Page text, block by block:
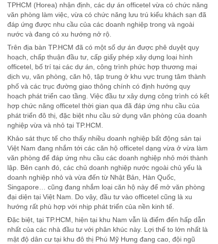
TPHCM (Horea) nhận định, các dự án officetel vừa có chức năng
văn phòng làm việc, vừa có chức năng lưu trú kiểu khách sạn đã
đáp ứng được nhu cầu của các doanh nghiệp trong và ngoài
nước và đang có xu hướng nở rộ.
Trên địa bàn TP.HCM đã có một số dự án được phê duyệt quy
hoạch, chấp thuận đầu tư, cấp giấy phép xây dựng loại hình
officetel, bố trí tại các dự án, công trình phức hợp thương mại
dịch vụ, văn phòng, căn hộ, tập trung ở khu vực trung tâm thành
phố và các trục đường giao thông chính có định hướng quy
hoạch phát triển cao tầng. Việc đầu tư xây dựng công trình có kết
hợp chức năng officetel thời gian qua đã đáp ứng nhu cầu của
phát triển đô thị, đặc biệt nhu cầu sử dụng văn phòng của doanh
nghiệp vừa và nhỏ tại TP.HCM.
Khảo sát thực tế cho thấy nhiều doanh nghiệp bất động sản tại
Việt Nam đang nhắm tới các căn hộ officetel dạng vừa ở vừa làm
văn phòng để đáp ứng nhu cầu các doanh nghiệp nhỏ mới thành
lập. Bên cạnh đó, các chủ doanh nghiệp nước ngoài chủ yếu là
doanh nghiệp nhỏ và vừa đến từ Nhật Bản, Hàn Quốc,
Singapore… cũng đang nhắm loại căn hộ này để mở văn phòng
đại diện tại Việt Nam. Do vậy, đầu tư vào officetel cũng là xu
hướng rất phù hợp với nhịp phát triển của nền kinh tế.
Đặc biệt, tại TP.HCM, hiện tại khu Nam vẫn là điểm đến hấp dẫn
nhất của các nhà đầu tư với phân khúc này. Lợi thế to lớn nhất là
mật độ dân cư tại khu đô thị Phú Mỹ Hưng đang cao, đội ngũ